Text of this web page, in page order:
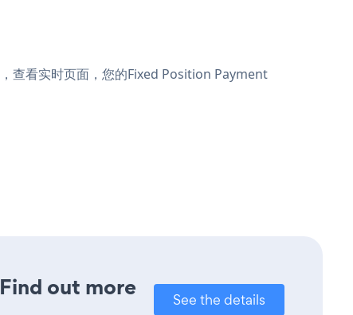
查看实时页面，您的Fixed Position Payment
out more
See the details